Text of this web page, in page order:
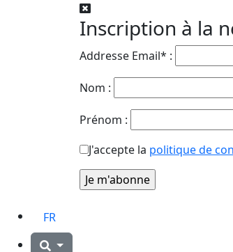
Inscription à la
Addresse Email* :
Nom :
Prénom :
J'accepte la politique de
FR